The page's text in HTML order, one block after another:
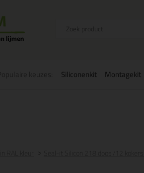
Siliconenkit Montagekit